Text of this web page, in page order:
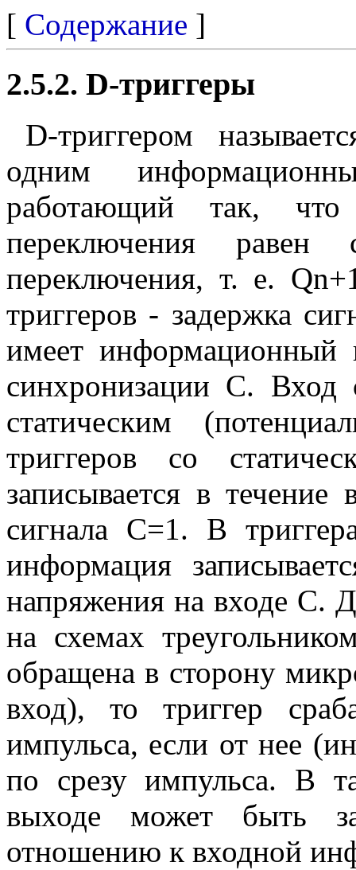
[ Содержание ]
2.5.2. D-триггеры
D-триггером
одним
работающий так,
переключения
переключения, т. е.
триггеров - задержка
имеет
синхронизации С.
статическим
триггеров со
записывается в
сигнала C=1. В
информация
напряжения на входе С.
на схемах
обращена в сторону
вход), то триггер
импульса, если от нее
по срезу импульса. В
выходе может быть
отношению к входной